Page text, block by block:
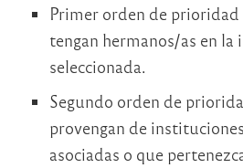
Primer orden de prioridad
tengan hermanos/as en
seleccionada.
Segundo orden de
provengan de
asociadas o que